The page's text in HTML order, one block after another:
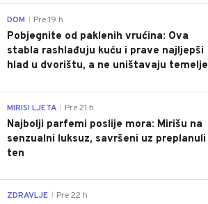
DOM Pre 19 h
Pobjegnite od paklenih vrućina: Ova
stabla rashlađuju kuću i prave najljepši
hlad u dvorištu, a ne uništavaju temelje
MIRISI LJETA Pre 21 h
Najbolji parfemi poslije mora: Mirišu na
senzualni luksuz, savršeni uz preplanuli
ten
ZDRAVLJE Pre 22 h